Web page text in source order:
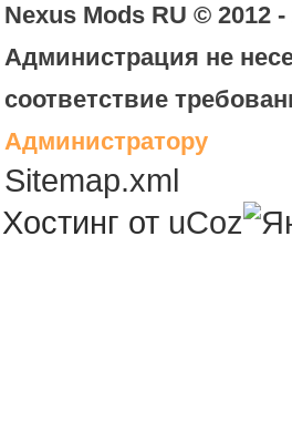
Nexus Mods RU © 2012 -
Администрация не
соответствие
Администратору
Sitemap.xml
Хостинг от uCoz